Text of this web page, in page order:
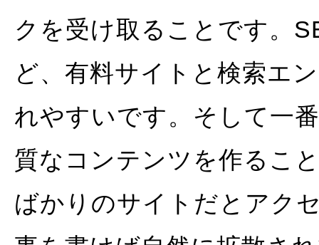
クを受け取ることです。
ど、有料サイトと検索エ
れやすいです。そして一
質なコンテンツを作るこ
ばかりのサイトだとアク